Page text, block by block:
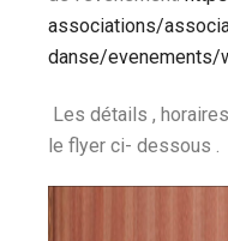
associations/
danse/evenements/
Les détails ,
le flyer ci- dessous .